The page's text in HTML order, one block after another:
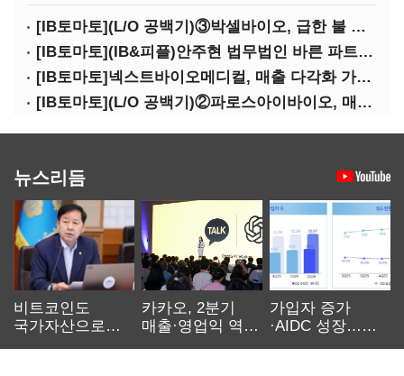
[IB토마토](L/O 공백기)③박셀바이오, 급한 불 껐지만…본업 성과 '감감무소식'
[IB토마토](IB&피플)안주현 법무법인 바른 파트너 변호사
[IB토마토]넥스트바이오메디컬, 매출 다각화 가속…IPO 보람 '쑥쑥'
[IB토마토](L/O 공백기)②파로스아이바이오, 매출 0원 '불명예'…목표 안갯속
뉴스리듬
비트코인도
국가자산으로…'
카카오, 2분기
매출·영업익 역대
가입자 증가
·AIDC 성장…